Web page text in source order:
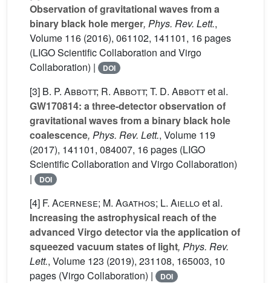
Observation of gravitational waves from a
binary black hole merger, Phys. Rev. Lett.,
Volume 116 (2016), 061102, 141101, 16 pages
(LIGO Scientific Collaboration and Virgo
Collaboration) |
DOI
[3] B. P. Abbott; R. Abbott; T. D. Abbottet al.
GW170814: a three-detector observation of
gravitational waves from a binary black hole
coalescence, Phys. Rev. Lett., Volume 119
(2017), 141101, 084007, 16 pages (LIGO
Scientific Collaboration and Virgo Collaboration)
|
DOI
[4] F. Acernese; M. Agathos; L. Aielloet al.
Increasing the astrophysical reach of the
advanced Virgo detector via the application of
squeezed vacuum states of light, Phys. Rev.
Lett., Volume 123 (2019), 231108, 165003, 10
pages (Virgo Collaboration) |
DOI